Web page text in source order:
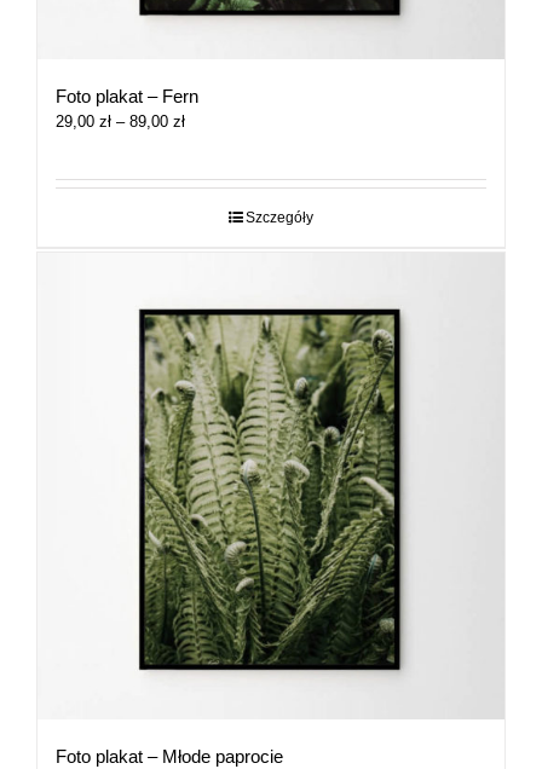
Foto plakat – Fern
29,00 zł – 89,00 złZakres
29,00 zł
Szczegóły
Foto plakat – Młode paprocie